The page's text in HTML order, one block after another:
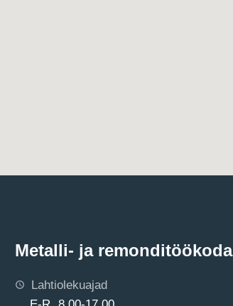
Metalli- ja remonditöökoda
Lahtiolekuajad